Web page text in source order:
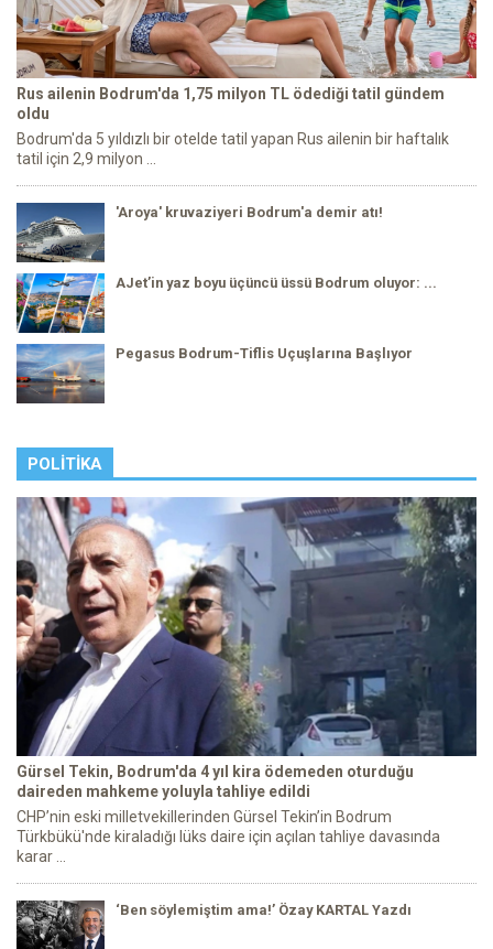
Rus ailenin Bodrum'da 1,75 milyon TL ödediği tatil gündem
oldu
Bodrum'da 5 yıldızlı bir otelde tatil yapan Rus ailenin bir haftalık
tatil için 2,9 milyon ...
'Aroya' kruvaziyeri Bodrum'a demir atı!
AJet’in yaz boyu üçüncü üssü Bodrum oluyor: ...
Pegasus Bodrum-Tiflis Uçuşlarına Başlıyor
POLITIKA
Gürsel Tekin, Bodrum'da 4 yıl kira ödemeden oturduğu
daireden mahkeme yoluyla tahliye edildi
CHP’nin eski milletvekillerinden Gürsel Tekin’in Bodrum
Türkbükü'nde kiraladığı lüks daire için açılan tahliye davasında
karar ...
‘Ben söylemiştim ama!’ Özay KARTAL Yazdı